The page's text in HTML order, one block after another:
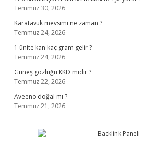
Temmuz 30, 2026
Karatavuk mevsimi ne zaman ?
Temmuz 24, 2026
1 ünite kan kaç gram gelir ?
Temmuz 24, 2026
Güneş gözlüğü KKD midir ?
Temmuz 22, 2026
Aveeno doğal mı ?
Temmuz 21, 2026